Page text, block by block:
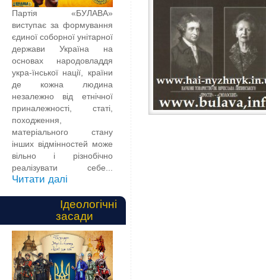
Партія «БУЛАВА»
виступає за формування
єдиної соборної унітарної
держави Україна на
основах народовладдя
укра-їнської нації, країни
де кожна людина
незалежно від етнічної
приналежності, статі,
походження,
матеріального стану
інших відмінностей може
вільно і різнобічно
реалізувати себе...
Читати далі
Ідеологічні
засади